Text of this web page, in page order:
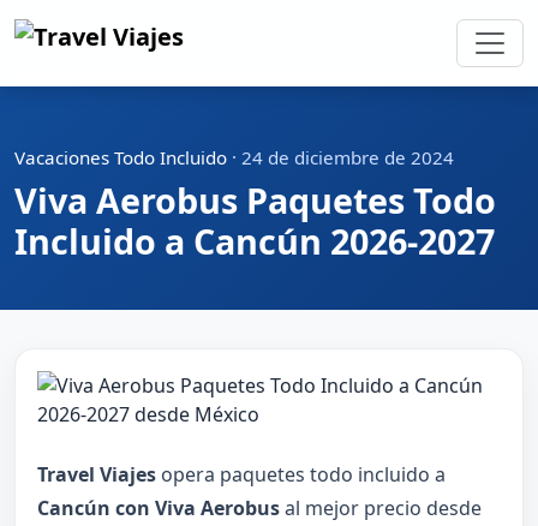
Vacaciones Todo Incluido · 24 de diciembre de 2024
Viva Aerobus Paquetes Todo
Incluido a Cancún 2026-2027
Travel Viajesopera paquetes todo incluido a
Cancún con Viva Aerobusal mejor precio desde